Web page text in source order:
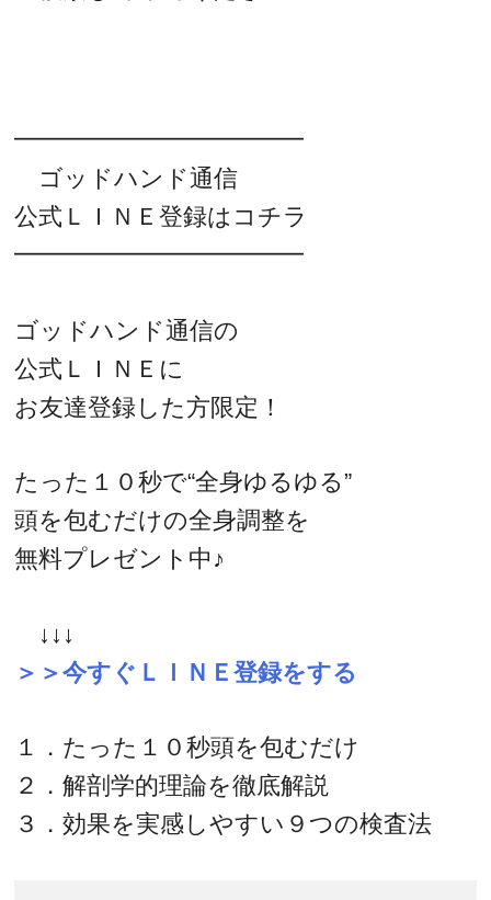
━━━━━━━━━━━━
ゴッドハンド通信
公式ＬＩＮＥ登録はコチラ
━━━━━━━━━━━━
ゴッドハンド通信の
公式ＬＩＮＥに
お友達登録した方限定！
たった１０秒で“全身ゆるゆる”
頭を包むだけの全身調整を
無料プレゼント中♪
↓↓↓
＞＞今すぐＬＩＮＥ登録をする
１．たった１０秒頭を包むだけ
２．解剖学的理論を徹底解説
３．効果を実感しやすい９つの検査法